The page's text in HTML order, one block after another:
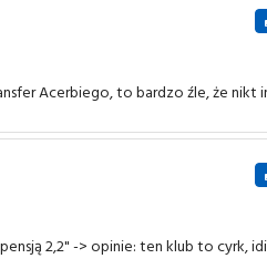
Acerbiego, to bardzo źle, że nikt
2,2" -> opinie: ten klub to cyrk,